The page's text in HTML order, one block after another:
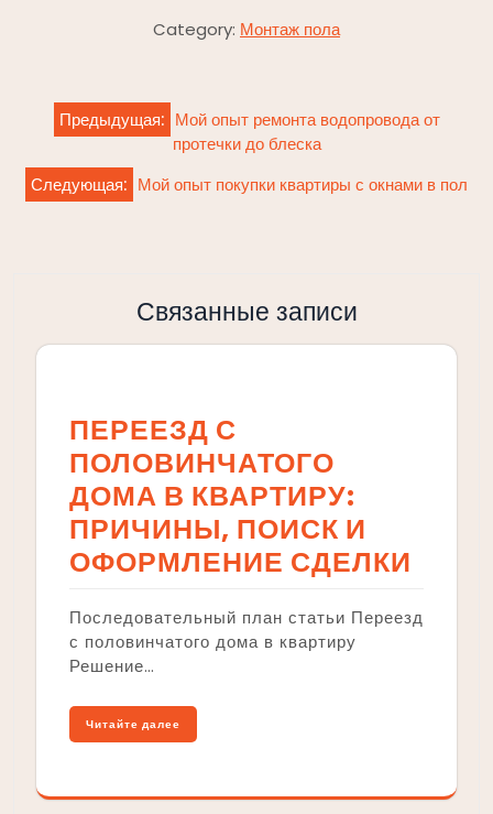
Category: Монтаж пола
Навигация
записям
Предыдущая: Мой опыт ремонта водопровода от
протечки до блеска
Следующая: Мой опыт покупки квартиры с окнами в пол
Связанные записи
ПЕРЕЕЗД С
ПОЛОВИНЧАТОГО
ДОМА В КВАРТИРУ:
ПРИЧИНЫ, ПОИСК И
ОФОРМЛЕНИЕ СДЕЛКИ
Последовательный план статьи Переезд
с половинчатого дома в квартиру
Решение…
Читайте далее